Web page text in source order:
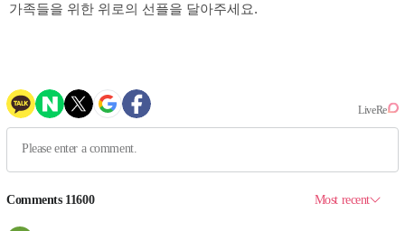
가족들을 위한 위로의 선플을 달아주세요.